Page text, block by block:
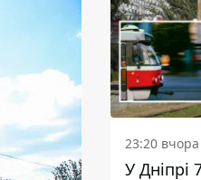
23:20 вчора
У Дніпрі